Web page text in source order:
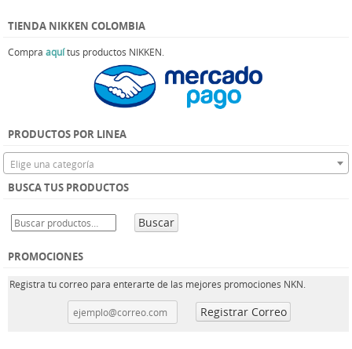
TIENDA NIKKEN COLOMBIA
Compra aquítus productos NIKKEN.
PRODUCTOS POR LINEA
Elige una categoría
BUSCA TUS PRODUCTOS
Buscar
PROMOCIONES
Registra tu correo para enterarte de las mejores promociones NKN.